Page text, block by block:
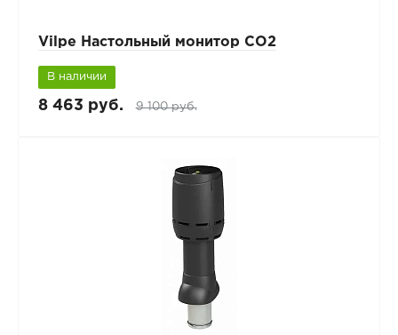
Vilpe Настольный монитор СО2
В наличии
8 463 руб. 9 100 руб.